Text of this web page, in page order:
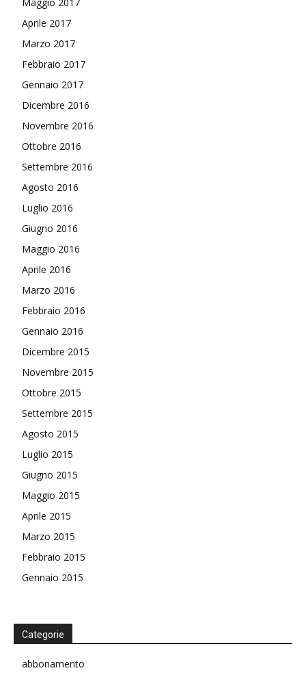
Aprile 2017
Marzo 2017
Febbraio 2017
Gennaio 2017
Dicembre 2016
Novembre 2016
Ottobre 2016
Settembre 2016
Agosto 2016
Luglio 2016
Giugno 2016
Maggio 2016
Aprile 2016
Marzo 2016
Febbraio 2016
Gennaio 2016
Dicembre 2015
Novembre 2015
Ottobre 2015
Settembre 2015
Agosto 2015
Luglio 2015
Giugno 2015
Maggio 2015
Aprile 2015
Marzo 2015
Febbraio 2015
Gennaio 2015
Categorie
abbonamento